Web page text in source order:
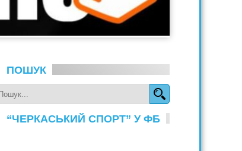
ПОШУК
“ЧЕРКАСЬКИЙ СПОРТ” У ФБ